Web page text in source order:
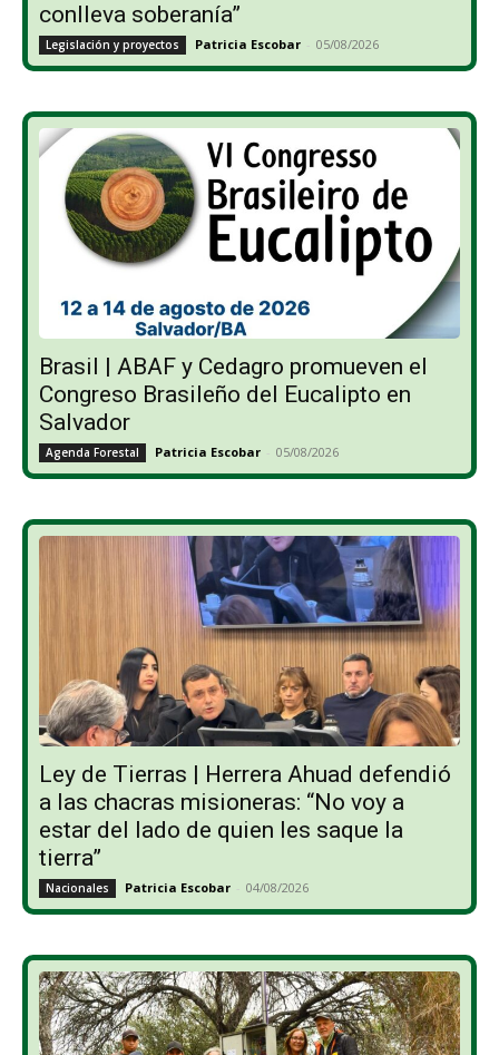
conlleva soberanía”
Legislación y proyectos Patricia Escobar - 05/08/2026
Brasil | ABAF y Cedagro promueven el
Congreso Brasileño del Eucalipto en
Salvador
Agenda Forestal Patricia Escobar - 05/08/2026
Ley de Tierras | Herrera Ahuad defendió
a las chacras misioneras: “No voy a
estar del lado de quien les saque la
tierra”
Nacionales Patricia Escobar - 04/08/2026